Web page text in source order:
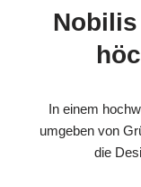
In einem
umgeben von
die